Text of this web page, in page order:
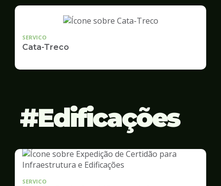
SERVICO
Cata-Treco
Edificações
SERVICO